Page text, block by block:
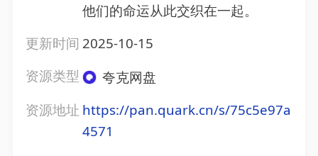
他们的命运从此交织在一起。
更新时间 2025-10-15
资源类型
夸克网盘
资源地址 https://pan.quark.cn/s/75c5e97a
4571